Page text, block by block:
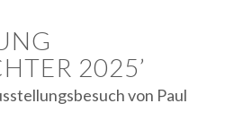
2025’
von Paul